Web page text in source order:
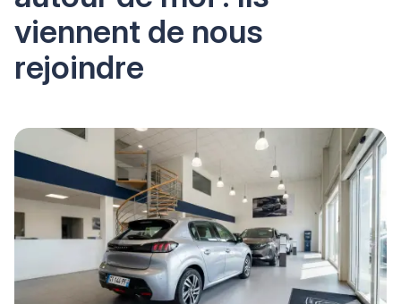
viennent de nous
rejoindre